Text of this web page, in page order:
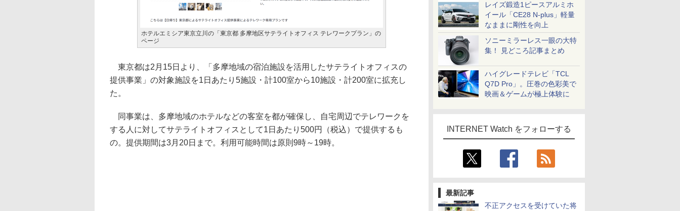
レイズ鍛造1ピースアルミホ
イール「CE28 N-plus」軽量
なままに剛性を向上
ソニーミラーレス一眼の大特
集！ 見どころ記事まとめ
ハイグレードテレビ「TCL
Q7D Pro」。圧巻の色彩美で
映画＆ゲームが極上体験に
INTERNET Watch をフォローする
最新記事
不正アクセスを受けていた将
ホテルエミシア東京立川の「東京都 多摩地区サテライトオフィス テレワークプラン」の
ページ
東京都は2月15日より、「多摩地域の宿泊施設を活用したサテライトオフィスの
提供事業」の対象施設を1日あたり5施設・計100室から10施設・計200室に拡充し
た。
同事業は、多摩地域のホテルなどの客室を都が確保し、自宅周辺でテレワークを
する人に対してサテライトオフィスとして1日あたり500円（税込）で提供するも
の。提供期間は3月20日まで。利用可能時間は原則9時～19時。